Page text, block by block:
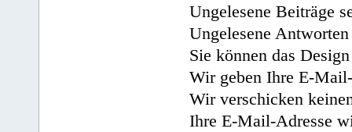
Ungelesene Beiträge
Ungelesene
Sie können das
Wir geben Ihre E-
Wir verschicken
Ihre E-Mail-Adresse